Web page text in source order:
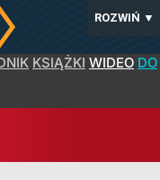
ROZWIŃ ▼
KSIĄŻKI WIDEO DO